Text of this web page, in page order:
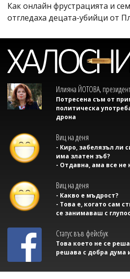
Как онлайн фрустрацията и
отгледаха децата-убийци от
Илияна ЙОТОВА,
Потресена съм от
политическа
дрона
Виц на деня
- Киро, забелязъл ли
има златен зъб?
- Отдавна, ама все
Виц на деня
- Какво е мъдрост?
- Това е, когато сам
се занимаваш с
Статус във фейсбук
Това което не се
решава с добра дума